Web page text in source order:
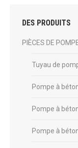
DES PRODUITS
PIÈCES DE
Tuyau de
Pompe à
Pompe à
Pompe à